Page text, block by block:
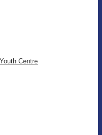
Centre